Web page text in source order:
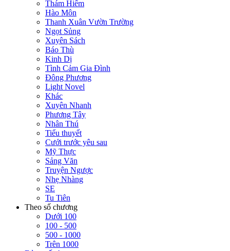
Thám Hiểm
Hào Môn
Thanh Xuân Vườn Trường
Ngọt Sủng
Xuyên Sách
Báo Thù
Kinh Dị
Tình Cảm Gia Đình
Đông Phương
Light Novel
Khác
Xuyên Nhanh
Phương Tây
Nhân Thú
Tiểu thuyết
Cưới trước yêu sau
Mỹ Thực
Sảng Văn
Truyện Ngược
Nhẹ Nhàng
SE
Tu Tiên
Theo số chương
Dưới 100
100 - 500
500 - 1000
Trên 1000